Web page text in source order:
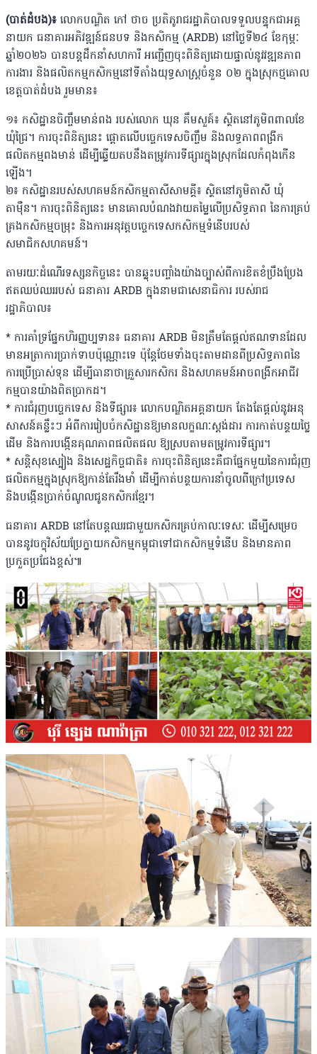
(បាត់ដំបង)៖ លោកបណ្ឌិត កៅ ថាច ប្រតិភូរាជរដ្ឋាភិបាលទទួលបន្ទុកជាអគ្គ
នាយក ធនាគារអភិវឌ្ឍន៍ជនបទ និងកសិកម្ម (ARDB) នៅថ្ងៃទី២៤ ខែកុម្ភៈ
ឆ្នាំ២០២៦ បានបន្តដឹកនាំសហការី អញ្ជើញចុះពិនិត្យដោយផ្ទាល់នូវវឌ្ឍនភាព
ការងារ និងផលិតកម្មកសិកម្មនៅទីតាំងយុទ្ធសាស្ត្រចំនួន ០២ ក្នុងស្រុកថ្មគោល
ខេត្តបាត់ដំបង រួមមាន៖
១៖ កសិដ្ឋានចិញ្ចឹមមាន់ពង របស់លោក ឃុន គឹមសួគ៍៖ ស្ថិតនៅភូមិពពាលខែ
ឃុំជ្រៃ។ ការចុះពិនិត្យនេះ ផ្តោតលើបច្ចេកទេសចិញ្ចឹម និងលទ្ធភាពពង្រីក
ផលិតកម្មពងមាន់ ដើម្បីឆ្លើយតបនឹងតម្រូវការទីផ្សារក្នុងស្រុកដែលកំពុងកើន
ឡើង។
២៖ កសិដ្ឋានរបស់សហគមន៍កសិកម្មតាសីសាមគ្គី៖ ស្ថិតនៅភូមិតាសី ឃុំ
តាម៉ឺន។ ការចុះពិនិត្យនេះ មានគោលបំណងវាយតម្លៃលើប្រសិទ្ធភាព នៃការគ្រប់
គ្រងកសិកម្មចម្រុះ និងការអនុវត្តបច្ចេកទេសកសិកម្មទំនើបរបស់
សមាជិកសហគមន៍។
តាមរយៈដំណើរទស្សនកិច្ចនេះ បានឆ្លុះបញ្ចាំងយ៉ាងច្បាស់ពីការខិតខំប្រឹងប្រែង
ឥតឈប់ឈររបស់ ធនាគារ ARDB ក្នុងនាមជាសេនាធិការ របស់រាជ
រដ្ឋាភិបាល៖
* ការគាំទ្រផ្នែកហិរញ្ញប្បទាន៖ ធនាគារ ARDB មិនត្រឹមតែផ្ដល់ឥណទានដែល
មានអត្រាការប្រាក់ទាបប៉ុណ្ណោះទេ ប៉ុន្តែថែមទាំងចុះតាមដានពីប្រសិទ្ធភាពនៃ
ការប្រើប្រាស់ទុន ដើម្បីធានាថាគ្រួសារកសិករ និងសហគមន៍អាចពង្រីកអាជីវ
កម្មបានយ៉ាងពិតប្រាកដ។
* ការជំរុញបច្ចេកទេស និងទីផ្សារ៖ លោកបណ្ឌិតអគ្គនាយក តែងតែផ្តល់នូវអនុ
សាសន៍គន្លឹះៗ អំពីការរៀបចំកសិដ្ឋានឱ្យមានលក្ខណៈស្តង់ដារ ការកាត់បន្ថយថ្លៃ
ដើម និងការបង្កើនគុណភាពផលិតផល ឱ្យស្របតាមតម្រូវការទីផ្សារ។
* សន្តិសុខស្បៀង និងសេដ្ឋកិច្ចជាតិ៖ ការចុះពិនិត្យនេះគឺជាផ្នែកមួយនៃការជំរុញ
ផលិតកម្មក្នុងស្រុកឱ្យកាន់តែរឹងមាំ ដើម្បីកាត់បន្ថយការនាំចូលពីក្រៅប្រទេស
និងបង្កើនប្រាក់ចំណូលជូនកសិករខ្មែរ។
ធនាគារ ARDB នៅតែបន្តឈរជាមួយកសិករគ្រប់កាលៈទេសៈ ដើម្បីសម្រេច
បាននូវចក្ខុវិស័យប្រែក្លាយកសិកម្មកម្ពុជាទៅជាកសិកម្មទំនើប និងមានភាព
ប្រកួតប្រជែងខ្ពស់៕